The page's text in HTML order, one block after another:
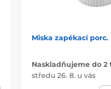
Miska zapékací porc.
Naskladňujeme do 2
středu 26. 8. u vás